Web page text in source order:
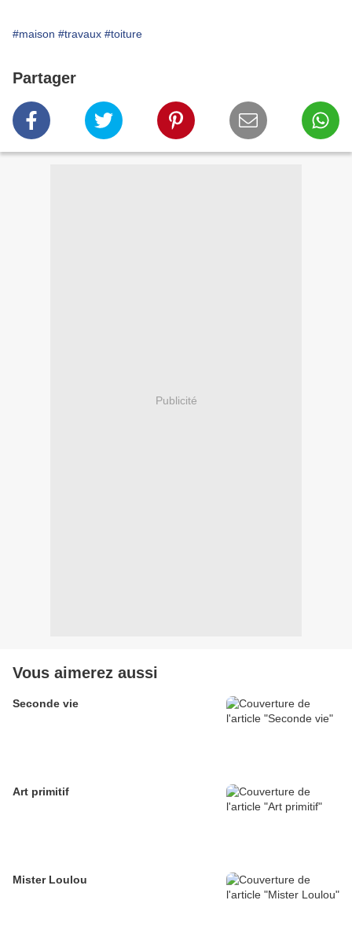
#maison #travaux #toiture
Partager
Publicité
Vous aimerez aussi
Seconde vie
Art primitif
Mister Loulou